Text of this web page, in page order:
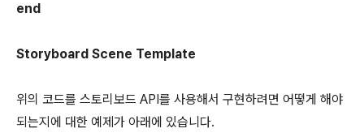
end
Storyboard Scene Template
위의 코드를 스토리보드 API를 사용해서 구현하려면 어떻게 해야
되는지에 대한 예제가 아래에 있습니다.